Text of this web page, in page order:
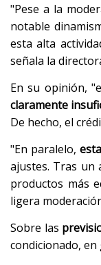
"Pese a la
notable
esta alta
señala la
En su opinión,
claramente
De hecho, el
"En paralelo,
ajustes. Tras un
productos más
ligera
Sobre las
condicionado,